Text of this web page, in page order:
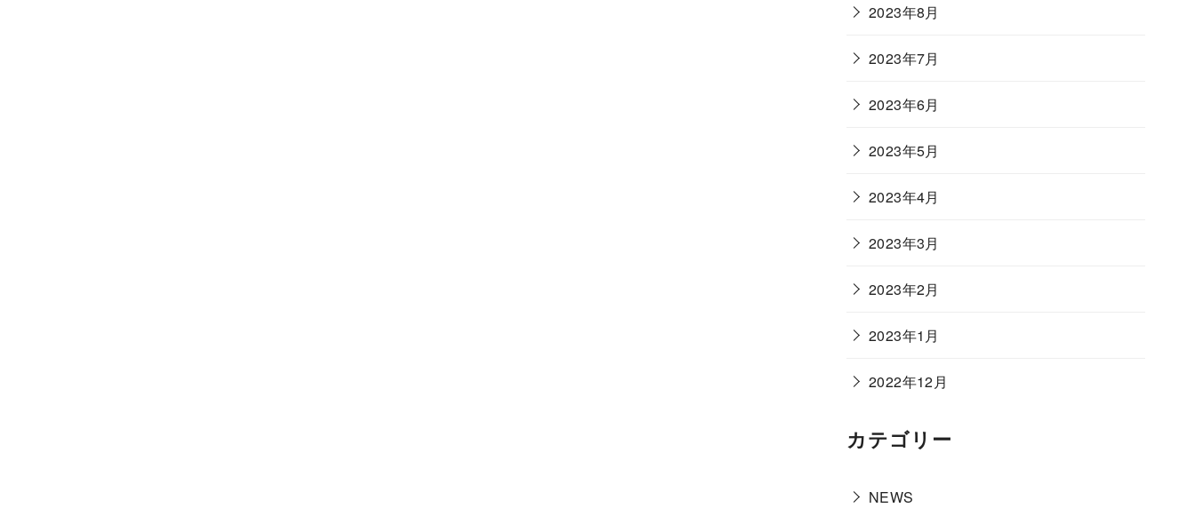
2023年8月
2023年7月
2023年6月
2023年5月
2023年4月
2023年3月
2023年2月
2023年1月
2022年12月
カテゴリー
NEWS